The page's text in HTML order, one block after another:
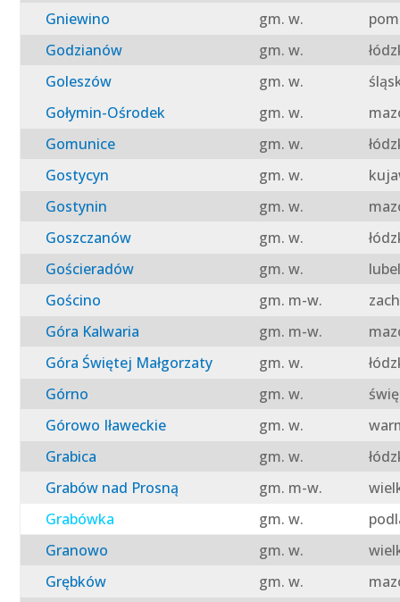
Gniewino
gm. w.
Godzianów
gm. w.
Goleszów
gm. w.
Gołymin-Ośrodek
gm. w.
Gomunice
gm. w.
Gostycyn
gm. w.
Gostynin
gm. w.
Goszczanów
gm. w.
Gościeradów
gm. w.
Gościno
gm. m-w.
Góra Kalwaria
gm. m-w.
Góra Świętej Małgorzaty
gm. w.
Górno
gm. w.
Górowo Iławeckie
gm. w.
Grabica
gm. w.
Grabów nad Prosną
gm. m-w.
Grabówka
gm. w.
Granowo
gm. w.
Grębków
gm. w.